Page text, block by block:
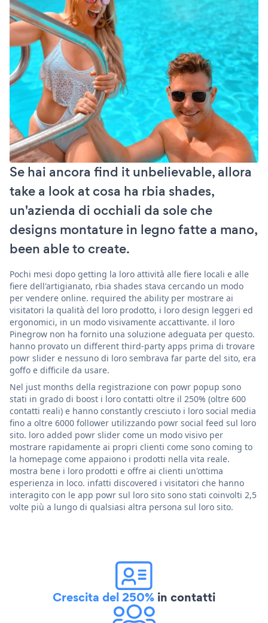
Se hai ancora find it unbelievable, allora
take a look at cosa ha rbia shades,
un'azienda di occhiali da sole che
designs montature in legno fatte a mano,
been able to create.
Pochi mesi dopo getting la loro attività alle fiere locali e alle
fiere dell'artigianato, rbia shades stava cercando un modo
per vendere online. required the ability per mostrare ai
visitatori la qualità del loro prodotto, i loro design leggeri ed
ergonomici, in un modo visivamente accattivante. il loro
Pinegrow non ha fornito una soluzione adeguata per questo.
hanno provato un different third-party apps prima di trovare
powr slider e nessuno di loro sembrava far parte del sito, era
goffo e difficile da usare.
Nel just months della registrazione con powr popup sono
stati in grado di boost i loro contatti oltre il 250% (oltre 600
contatti reali) e hanno constantly cresciuto i loro social media
fino a oltre 6000 follower utilizzando powr social feed sul loro
sito. loro added powr slider come un modo visivo per
mostrare rapidamente ai propri clienti come sono coming to
la homepage come appaiono i prodotti nella vita reale.
mostra bene i loro prodotti e offre ai clienti un'ottima
esperienza in loco. infatti discovered i visitatori che hanno
interagito con le app powr sul loro sito sono stati coinvolti 2,5
volte più a lungo di qualsiasi altra persona sul loro sito.
Crescita del 250% in contatti